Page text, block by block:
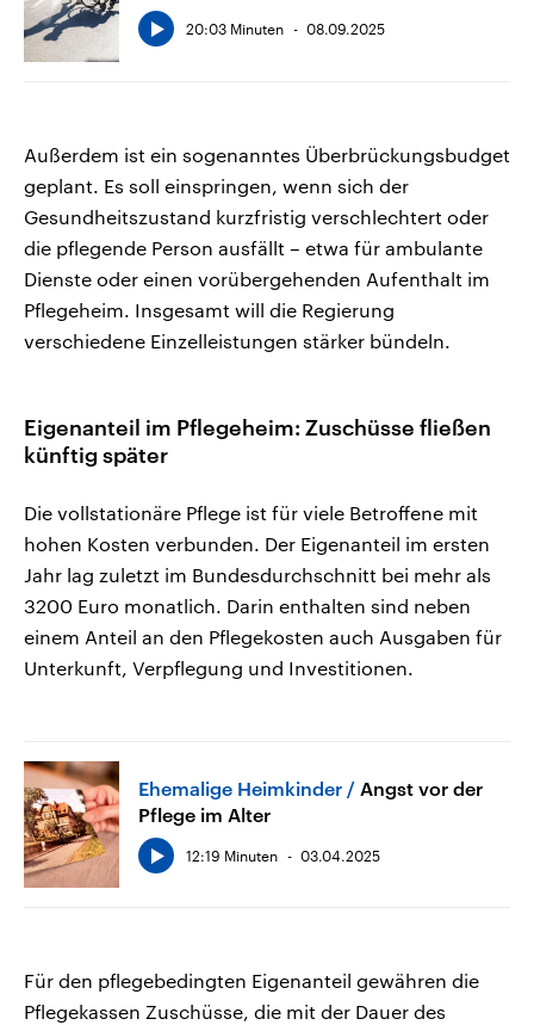
20:03 Minuten 08.09.2025
Außerdem ist ein sogenanntes Überbrückungsbudget
geplant. Es soll einspringen, wenn sich der
Gesundheitszustand kurzfristig verschlechtert oder
die pflegende Person ausfällt – etwa für ambulante
Dienste oder einen vorübergehenden Aufenthalt im
Pflegeheim. Insgesamt will die Regierung
verschiedene Einzelleistungen stärker bündeln.
Eigenanteil im Pflegeheim: Zuschüsse fließen
künftig später
Die vollstationäre Pflege ist für viele Betroffene mit
hohen Kosten verbunden. Der Eigenanteil im ersten
Jahr lag zuletzt im Bundesdurchschnitt bei mehr als
3200 Euro monatlich. Darin enthalten sind neben
einem Anteil an den Pflegekosten auch Ausgaben für
Unterkunft, Verpflegung und Investitionen.
Ehemalige Heimkinder
Angst vor der
Pflege im Alter
12:19 Minuten 03.04.2025
Für den pflegebedingten Eigenanteil gewähren die
Pflegekassen Zuschüsse, die mit der Dauer des